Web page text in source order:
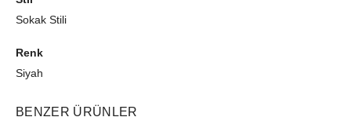
Sokak Stili
Renk
Siyah
BENZER ÜRÜNLER